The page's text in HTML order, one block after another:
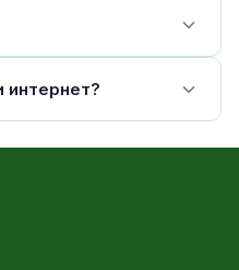
интернет?